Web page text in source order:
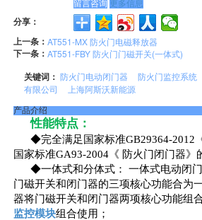
留言咨询 更多信息
分享：
上一条：AT551-MX 防火门电磁释放器
下一条：AT551-FBY 防火门门磁开关(一体式)
关键词：防火门电动闭门器 防火门监控系统
有限公司
上海阿斯沃新能源
产品介绍
性能特点：
◆完全满足国家标准GB29364-2012
国家标准GA93-2004《 防火门闭门器》
◆一体式和分体式： 一体式电动闭门
门磁开关和闭门器的三项核心功能合为
器将门磁开关和闭门器两项核心功能组
监控模块组合使用；